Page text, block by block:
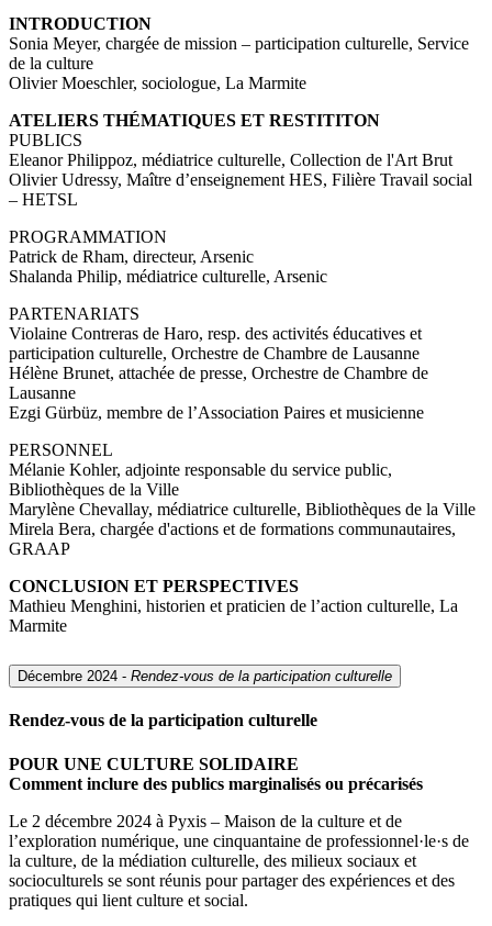
INTRODUCTION
Sonia Meyer, chargée de mission – participation culturelle, Service
de la culture
Olivier Moeschler, sociologue, La Marmite
ATELIERS THÉMATIQUES ET RESTITITON
PUBLICS
Eleanor Philippoz, médiatrice culturelle, Collection de l'Art Brut
Olivier Udressy, Maître d’enseignement HES, Filière Travail social
– HETSL
PROGRAMMATION
Patrick de Rham, directeur, Arsenic
Shalanda Philip, médiatrice culturelle, Arsenic
PARTENARIATS
Violaine Contreras de Haro, resp. des activités éducatives et
participation culturelle, Orchestre de Chambre de Lausanne
Hélène Brunet, attachée de presse, Orchestre de Chambre de
Lausanne
Ezgi Gürbüz, membre de l’Association Paires et musicienne
PERSONNEL
Mélanie Kohler, adjointe responsable du service public,
Bibliothèques de la Ville
Marylène Chevallay, médiatrice culturelle, Bibliothèques de la Ville
Mirela Bera, chargée d'actions et de formations communautaires,
GRAAP
CONCLUSION ET PERSPECTIVES
Mathieu Menghini, historien et praticien de l’action culturelle, La
Marmite
Décembre 2024 - Rendez-vous de la participation culturelle
Rendez-vous de la participation culturelle
POUR UNE CULTURE SOLIDAIRE
Comment inclure des publics marginalisés ou précarisés
Le 2 décembre 2024 à Pyxis – Maison de la culture et de
l’exploration numérique, une cinquantaine de professionnel·le·s de
la culture, de la médiation culturelle, des milieux sociaux et
socioculturels se sont réunis pour partager des expériences et des
pratiques qui lient culture et social.